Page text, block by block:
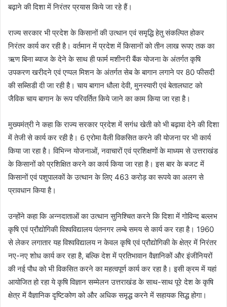
बढ़ाने की दिशा में निरंतर प्रयास किये जा रहे हैं।
राज्य सरकार भी प्रदेश के किसानों की उत्थान एवं समृद्धि हेतु संकल्पित होकर
निरंतर कार्य कर रही है। वर्तमान में प्रदेश में किसानों को तीन लाख रूपए तक का
ऋण बिना ब्याज के देने के साथ ही फार्म मशीनरी बैंक योजना के अंतर्गत कृषि
उपकरण खरीदने एवं एप्पल मिशन के अंतर्गत सेब के बागान लगाने पर 80 फीसदी
की सब्सिडी दी जा रही है। चाय बागान धौला देवी, मुनस्यारी एवं बेतालघाट को
जैविक चाय बागान के रूप परिवर्तित किये जाने का काम किया जा रहा है।
मुख्यमंत्री ने कहा कि राज्य सरकार प्रदेश में सगंध खेती को भी बढ़ावा देने की दिशा
में तेजी से कार्य कर रही है। 6 एरोमा वैली विकसित करने की योजना पर भी कार्य
किया जा रहा है। विभिन्न योजनाओं, नवाचारों एवं प्रशिक्षणों के माध्यम से उत्तराखंड
के किसानों को प्रशिक्षित करने का कार्य किया जा रहा है। इस बार के बजट में
किसानों एवं पशुपालकों के उत्थान के लिए 463 करोड़ का रूपये का अलग से
प्रावधान किया है।
उन्होंने कहा कि अन्नदाताओं का उत्थान सुनिश्चित करने कि दिशा में गोविन्द बल्लभ
कृषि एवं प्रौद्योगिकी विश्वविद्यालय पंतनगर लम्बे समय से कार्य कर रहा है। 1960
से लेकर लगातार यह विश्वविद्यालय न केवल कृषि एवं प्रौद्योगिकी के क्षेत्र में निरंतर
नए-नए शोध कार्य कर रहा है, बल्कि देश में प्रतिभावान वैज्ञानिकों और इंजीनियरों
की नई पौध को भी विकसित करने का महत्वपूर्ण कार्य कर रहा है। इसी क्रम में यहां
आयोजित हो रहा ये कृषि विज्ञान सम्मेलन उत्तराखंड के साथ-साथ पूरे देश के कृषि
क्षेत्र में वैज्ञानिक दृष्टिकोण को और अधिक समृद्ध करने में सहायक सिद्ध होगा।